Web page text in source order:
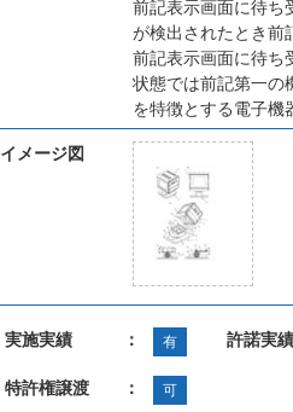
前記表示画面に待ち
が検出されたとき前
前記表示画面に待ち
状態では前記第一の
を特徴とする電子機
イメージ図
実施実績 ： 有 許諾実
特許権譲渡 ： 可